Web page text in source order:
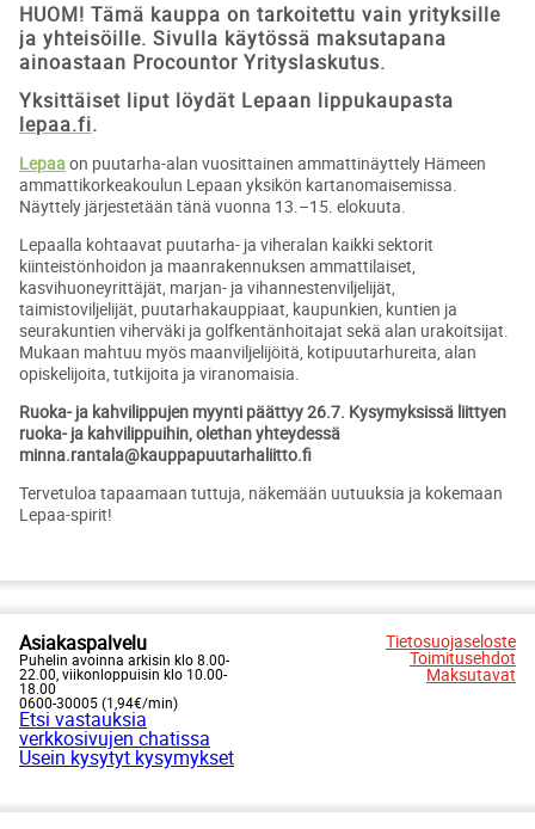
HUOM! Tämä kauppa on tarkoitettu vain yrityksille
ja yhteisöille. Sivulla käytössä maksutapana
ainoastaan Procountor Yrityslaskutus.
Yksittäiset liput löydät Lepaan lippukaupasta
lepaa.fi.
Lepaaon puutarha-alan vuosittainen ammattinäyttely Hämeen
ammattikorkeakoulun Lepaan yksikön kartanomaisemissa.
Näyttely järjestetään tänä vuonna 13.–15. elokuuta.
Lepaalla kohtaavat puutarha- ja viheralan kaikki sektorit
kiinteistönhoidon ja maanrakennuksen ammattilaiset,
kasvihuoneyrittäjät, marjan- ja vihannestenviljelijät,
taimistoviljelijät, puutarhakauppiaat, kaupunkien, kuntien ja
seurakuntien viherväki ja golfkentänhoitajat sekä alan urakoitsijat.
Mukaan mahtuu myös maanviljelijöitä, kotipuutarhureita, alan
opiskelijoita, tutkijoita ja viranomaisia.
Ruoka- ja kahvilippujen myynti päättyy 26.7. Kysymyksissä liittyen
ruoka- ja kahvilippuihin, olethan yhteydessä
minna.rantala@kauppapuutarhaliitto.fi
Tervetuloa tapaamaan tuttuja, näkemään uutuuksia ja kokemaan
Lepaa-spirit!
Asiakaspalvelu
Puhelin avoinna arkisin klo 8.00-
22.00, viikonloppuisin klo 10.00-
18.00
0600-30005 (1,94€/min)
Etsi vastauksia
verkkosivujen chatissa
Usein kysytyt kysymykset
Tietosuojaseloste
Toimitusehdot
Maksutavat